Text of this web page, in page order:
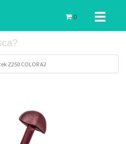
Toggle
0
Z250 COLOR A2